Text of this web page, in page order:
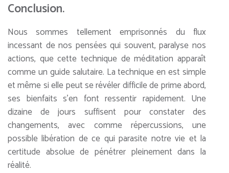
Conclusion.
Nous sommes tellement emprisonnés du flux
incessant de nos pensées qui souvent, paralyse nos
actions, que cette technique de méditation apparaît
comme un guide salutaire. La technique en est simple
et même si elle peut se révéler difficile de prime abord,
ses bienfaits s’en font ressentir rapidement. Une
dizaine de jours suffisent pour constater des
changements, avec comme répercussions, une
possible libération de ce qui parasite notre vie et la
certitude absolue de pénétrer pleinement dans la
réalité.